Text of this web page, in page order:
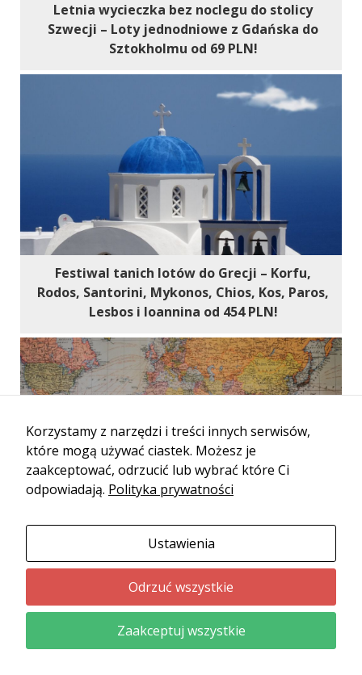
Letnia wycieczka bez noclegu do stolicy
Szwecji – Loty jednodniowe z Gdańska do
Sztokholmu od 69 PLN!
Festiwal tanich lotów do Grecji – Korfu,
Rodos, Santorini, Mykonos, Chios, Kos, Paros,
Lesbos i Ioannina od 454 PLN!
Wyrusz na wielką wakacyjną wyprawę –
Korzystamy z narzędzi i treści innych serwisów,
które mogą używać ciastek. Możesz je
zaakceptować, odrzucić lub wybrać które Ci
odpowiadają. Polityka prywatności
Ustawienia
Odrzuć wszystkie
Zaakceptuj wszystkie